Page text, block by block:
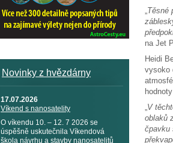
Novinky z hvězdárny
17.07.2026
Víkend s nanosatelity
O víkendu 10. – 12. 7 2026 se
úspěšně uskutečnila Víkendová
škola návrhu a stavby nanosatelitů
„Těsné
na Jet
Heidi
vysoko
„V
oblaků
čpavku